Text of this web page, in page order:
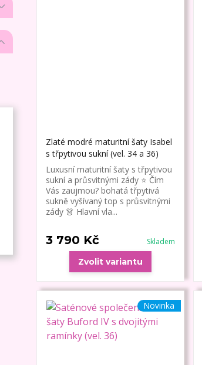
Zlaté modré maturitní šaty Isabel
s třpytivou sukní (vel. 34 a 36)
Luxusní maturitní šaty s třpytivou
sukní a průsvitnými zády ⭐ Čím
Vás zaujmou? bohatá třpytivá
sukně vyšívaný top s průsvitnými
zády 👗 Hlavní vla...
3 790 Kč Skladem
Zvolit variantu
Novinka